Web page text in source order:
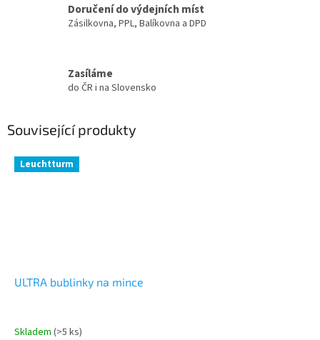
Doručení do výdejních míst
Zásilkovna, PPL, Balíkovna a DPD
Zasíláme
do ČR i na Slovensko
Související produkty
Leuchtturm
ULTRA bublinky na mince
Skladem (>5 ks)